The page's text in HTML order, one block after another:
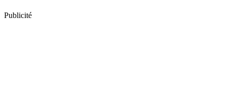
Publicité